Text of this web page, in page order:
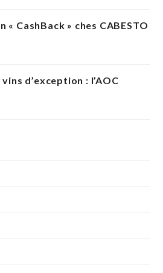
« CashBack » ches CABESTO
d’exception : l’AOC